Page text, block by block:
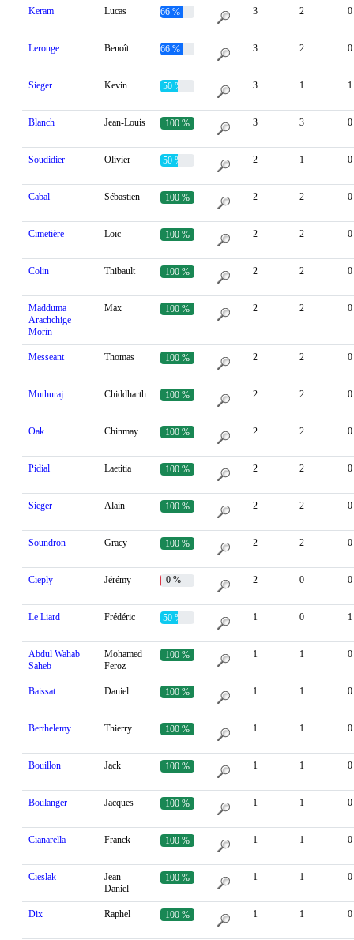
Keram Lucas 66 % 3 2 0
Lerouge Benoît 66 % 3 2 0
Sieger Kevin 50 % 3 1 1
Blanch Jean-Louis 100 % 3 3 0
Soudidier Olivier 50 % 2 1 0
Cabal Sébastien 100 % 2 2 0
Cimetière Loïc 100 % 2 2 0
Colin Thibault 100 % 2 2 0
Madduma
Arachchige
Morin
Max 100 % 2 2 0
Messeant Thomas 100 % 2 2 0
Muthuraj Chiddharth 100 % 2 2 0
Oak Chinmay 100 % 2 2 0
Pidial Laetitia 100 % 2 2 0
Sieger Alain 100 % 2 2 0
Soundron Gracy 100 % 2 2 0
Cieply Jérémy 0 % 2 0 0
Le Liard Frédéric 50 % 1 0 1
Abdul Wahab
Saheb
Mohamed
Feroz
100 % 1 1 0
Baissat Daniel 100 % 1 1 0
Berthelemy Thierry 100 % 1 1 0
Bouillon Jack 100 % 1 1 0
Boulanger Jacques 100 % 1 1 0
Cianarella Franck 100 % 1 1 0
Cieslak
Jean-
Daniel
100 % 1 1 0
Dix Raphel 100 % 1 1 0